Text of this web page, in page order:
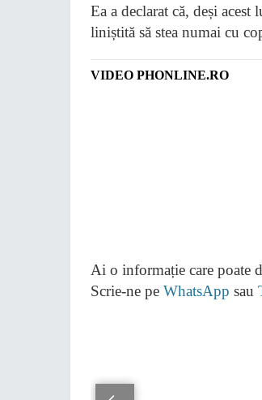
Ea a declarat că, deși
liniștită să stea numai cu
VIDEO PHONLINE.RO
Ai o informație care poate
Scrie-ne pe WhatsApp sau